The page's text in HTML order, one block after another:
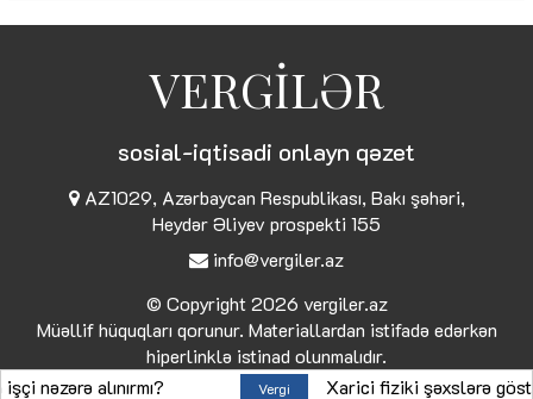
VERGİLƏR
sosial-iqtisadi onlayn qəzet
AZ1029, Azərbaycan Respublikası, Bakı şəhəri,
Heydər Əliyev prospekti 155
info@vergiler.az
© Copyright 2026 vergiler.az
Müəllif hüquqları qorunur. Materiallardan istifadə edərkən
hiperlinklə istinad olunmalıdır.
alınırmı?
Xarici fiziki şəxslərə